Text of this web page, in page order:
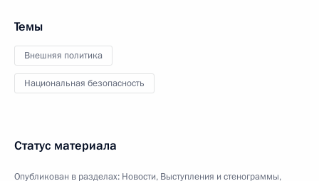
Темы
Внешняя политика
Национальная безопасность
Статус материала
Опубликован в разделах: Новости, Выступления и стенограммы,